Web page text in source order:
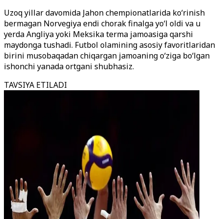
Uzoq yillar davomida Jahon chempionatlarida ko‘rinish
bermagan Norvegiya endi chorak finalga yo‘l oldi va u
yerda Angliya yoki Meksika terma jamoasiga qarshi
maydonga tushadi. Futbol olamining asosiy favoritlaridan
birini musobaqadan chiqargan jamoaning o‘ziga bo‘lgan
ishonchi yanada ortgani shubhasiz.
TAVSIYA ETILADI